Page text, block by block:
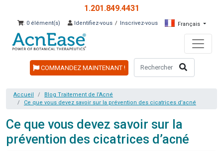
1.201.849.4431
: 0 élément(s) Identifiez-vous / Inscrivez-vous Français
COMMANDEZ MAINTENANT !
Accueil
Blog Traitement de l’Acné
Ce que vous devez savoir sur la prévention des cicatrices d’acné
Ce que vous devez savoir sur la
prévention des cicatrices d’acné